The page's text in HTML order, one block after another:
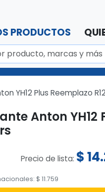
PRODUCTOS
YH12 Plus Reemplazo
Anton YH12
Precio de lista: $
$ 11.759